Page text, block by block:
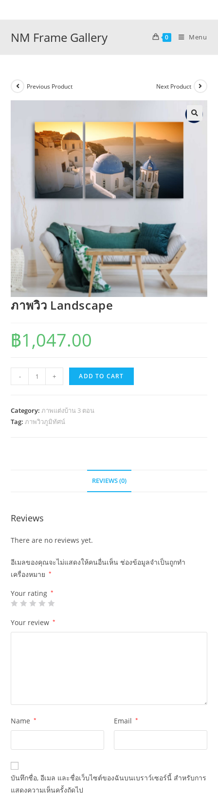
NM Frame Gallery 0 Menu
Previous Product Next Product
ภาพวิว Landscape
฿1,047.00
วิว
quantity
- + ADD TO CART
Category:ภาพแต่งบ้าน 3 ตอน
Tag:ภาพวิวภูมิทัศน์
REVIEWS (0)
Reviews
There are no reviews yet.
อีเมลของคุณจะไม่แสดงให้คนอื่นเห็น ช่องข้อมูลจำเป็นถูกทำ
เครื่องหมาย
*
Your rating *
Your review *
Name * Email *
บันทึกชื่อ, อีเมล และชื่อเว็บไซต์ของฉันบนเบราว์เซอร์นี้ สำหรับการ
แสดงความเห็นครั้งถัดไป